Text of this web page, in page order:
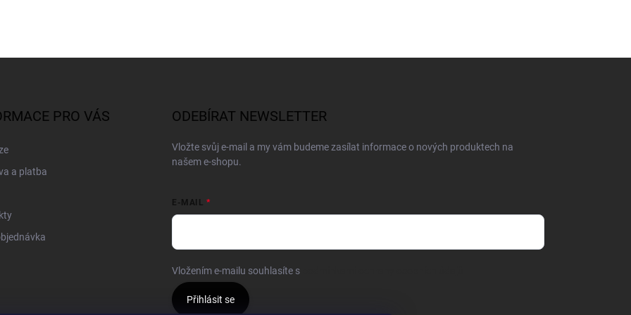
PRO VÁS
a platba
ODEBÍRAT NEWSLETTER
Vložte svůj e-mail a my vám budeme zasílat informace o nových produktech na
našem e-shopu.
E-MAIL
Vložením e-mailu souhlasíte s
Přihlásit se